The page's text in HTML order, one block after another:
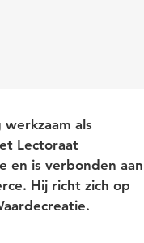
als
Lectoraat
en is verbonden aan
Hij richt zich op